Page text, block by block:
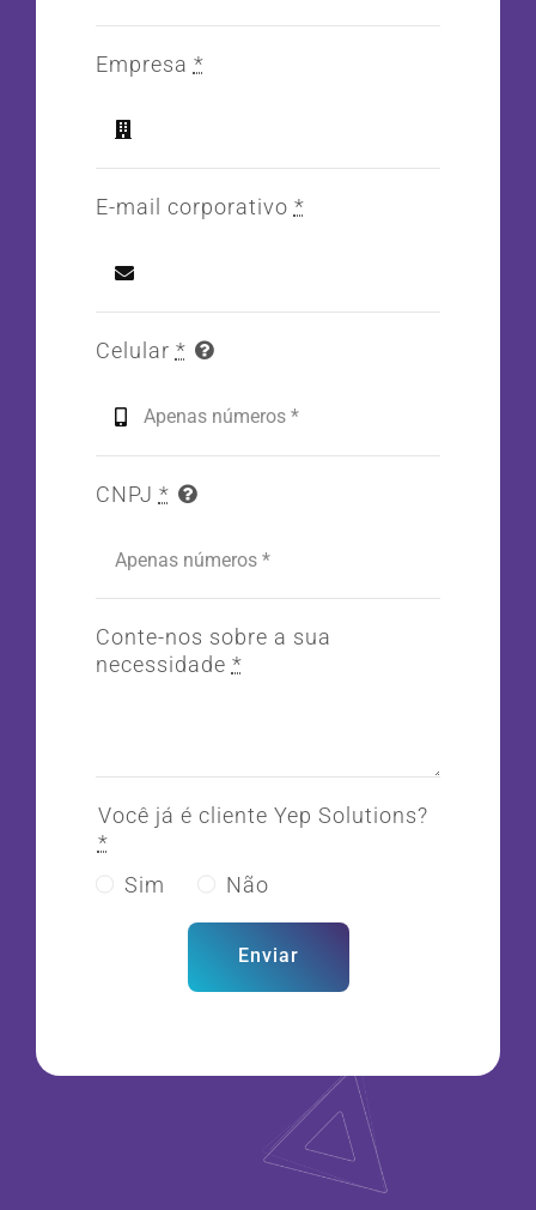
Empresa *
E-mail corporativo *
Celular *
CNPJ *
Conte-nos sobre a sua
necessidade *
Você já é cliente Yep Solutions?
*
Sim
Não
Enviar